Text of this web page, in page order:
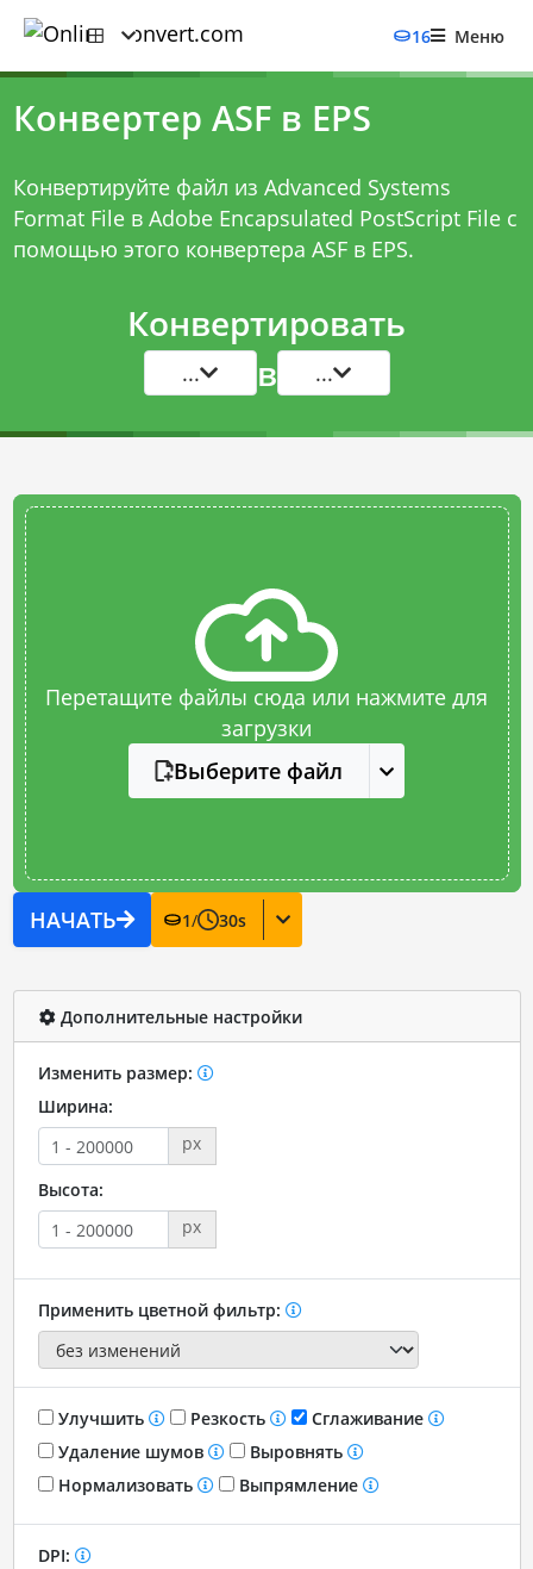
16 Меню
Конвертер ASF в EPS
Конвертируйте файл из Advanced Systems
Format File в Adobe Encapsulated PostScript File с
помощью этого конвертера ASF в EPS.
Конвертировать
... в ...
Перетащите файлы сюда или нажмите для
загрузки
Выберите файл
НАЧАТЬ 1/ 30s
Дополнительные настройки
Изменить размер:
Ширина:
px
Высота:
px
Применить цветной фильтр:
Улучшить Резкость
Сглаживание
Удаление шумов
Выровнять
Нормализовать
Выпрямление
DPI: